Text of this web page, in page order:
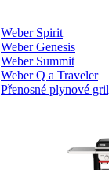
Weber Spirit
Weber Genesis
Weber Summit
Weber Q a Traveler
Přenosné plynové